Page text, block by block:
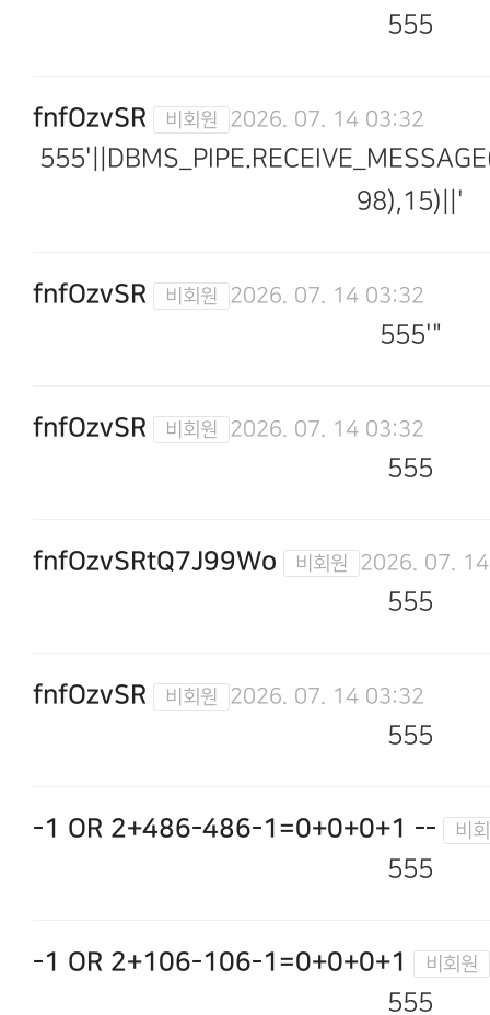
555
fnfOzvSR 2026. 07. 14 03:32
98),15)||'
fnfOzvSR 2026. 07. 14 03:32
555'"
fnfOzvSR 2026. 07. 14 03:32
555
fnfOzvSRtQ7J99Wo 2026. 07.
555
fnfOzvSR 2026. 07. 14 03:32
555
-1 OR 2+486-486-1=0+0+0+1 --
555
-1 OR 2+106-106-1=0+0+0+1
555